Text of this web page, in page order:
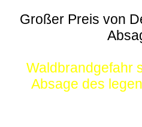
Großer Preis von
Waldbrandgefahr
Absage des